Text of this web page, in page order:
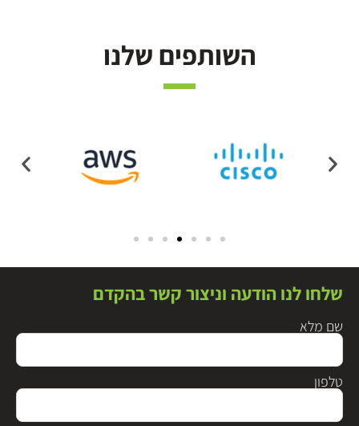
השותפים שלנו
שלחו לנו הודעה וניצור קשר בהקדם
שם מלא
טלפון